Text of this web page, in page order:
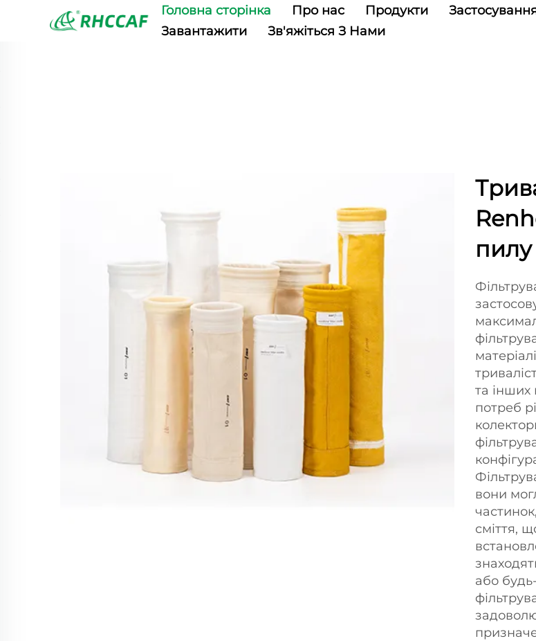
Головна сторінка Про нас Продукти
Завантажити
Зв'яжіться З Нами
пилу
та інших
потреб
вони
сміття,
або